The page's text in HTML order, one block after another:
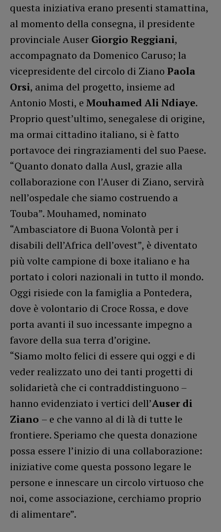
questa iniziativa erano presenti stamattina,
al momento della consegna, il presidente
provinciale Auser Giorgio Reggiani,
accompagnato da Domenico Caruso; la
vicepresidente del circolo di Ziano Paola
Orsi, anima del progetto, insieme ad
Antonio Mosti, e Mouhamed Ali Ndiaye.
Proprio quest’ultimo, senegalese di origine,
ma ormai cittadino italiano, si è fatto
portavoce dei ringraziamenti del suo Paese.
“Quanto donato dalla Ausl, grazie alla
collaborazione con l’Auser di Ziano, servirà
nell’ospedale che siamo costruendo a
Touba”. Mouhamed, nominato
“Ambasciatore di Buona Volontà per i
disabili dell’Africa dell’ovest”, è diventato
più volte campione di boxe italiano e ha
portato i colori nazionali in tutto il mondo.
Oggi risiede con la famiglia a Pontedera,
dove è volontario di Croce Rossa, e dove
porta avanti il suo incessante impegno a
favore della sua terra d’origine.
“Siamo molto felici di essere qui oggi e di
veder realizzato uno dei tanti progetti di
solidarietà che ci contraddistinguono –
hanno evidenziato i vertici dell’Auser di
Ziano – e che vanno al di là di tutte le
frontiere. Speriamo che questa donazione
possa essere l’inizio di una collaborazione:
iniziative come questa possono legare le
persone e innescare un circolo virtuoso che
noi, come associazione, cerchiamo proprio
di alimentare”.